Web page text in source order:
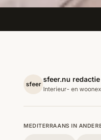
sfeer
sfeer.nu redactie
Interieur- en
MEDITERRAANS IN